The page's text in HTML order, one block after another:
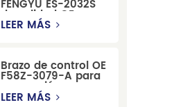
FENGYU ES-2032S
de calidad OE para
Mercury, Pontiac,
LEER MÁS
Brazo de control OE
F58Z-3079-A para
suspensión
delantera de Ford
LEER MÁS